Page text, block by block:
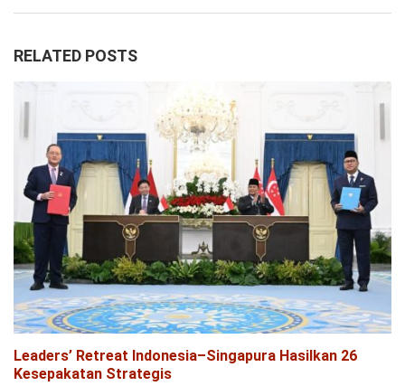
RELATED POSTS
Leaders’ Retreat Indonesia–Singapura Hasilkan 26
Kesepakatan Strategis